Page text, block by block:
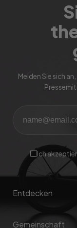
Melden Sie sich
Ich
Entdecken
Gemeinschaft